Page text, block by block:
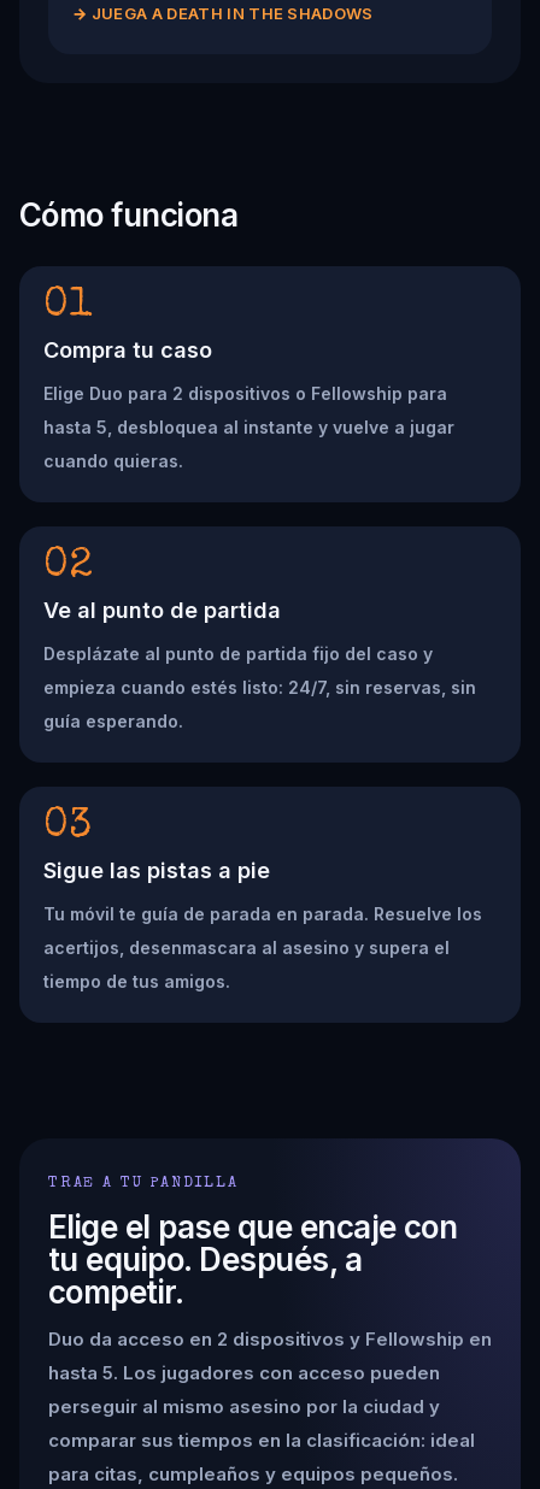
→ JUEGA A DEATH IN THE SHADOWS
Cómo funciona
01
Compra tu caso
Elige Duo para 2 dispositivos o Fellowship para
hasta 5, desbloquea al instante y vuelve a jugar
cuando quieras.
02
Ve al punto de partida
Desplázate al punto de partida fijo del caso y
empieza cuando estés listo: 24/7, sin reservas, sin
guía esperando.
03
Sigue las pistas a pie
Tu móvil te guía de parada en parada. Resuelve los
acertijos, desenmascara al asesino y supera el
tiempo de tus amigos.
TRAE A TU PANDILLA
Elige el pase que encaje con
tu equipo. Después, a
competir.
Duo da acceso en 2 dispositivos y Fellowship en
hasta 5. Los jugadores con acceso pueden
perseguir al mismo asesino por la ciudad y
comparar sus tiempos en la clasificación: ideal
para citas, cumpleaños y equipos pequeños.